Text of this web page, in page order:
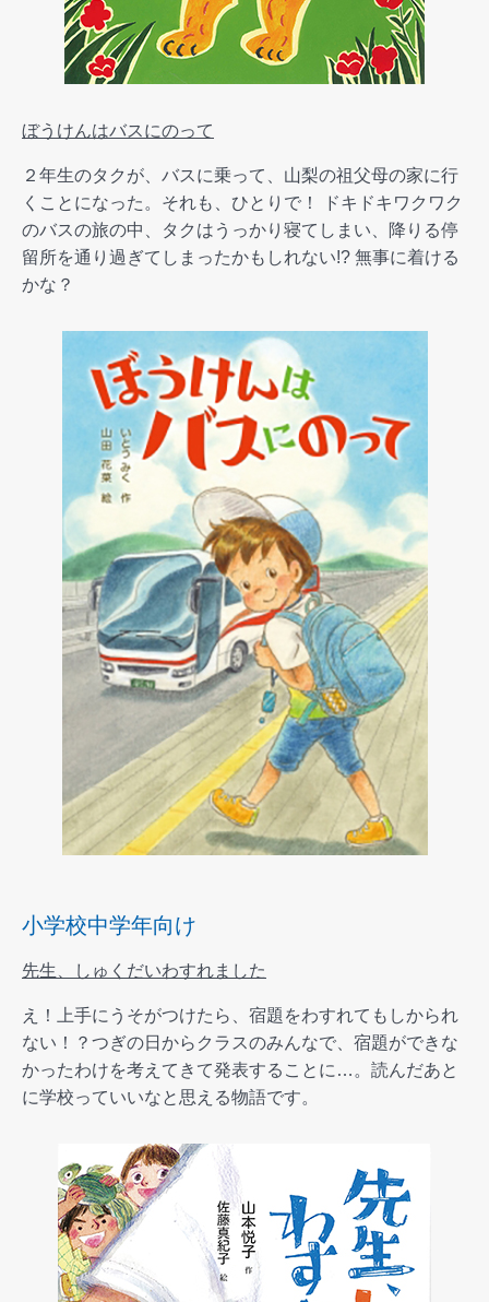
ぼうけんはバスにのって
２年生のタクが、バスに乗って、山梨の祖父母の家に行
くことになった。それも、ひとりで！ ドキドキワクワク
のバスの旅の中、タクはうっかり寝てしまい、降りる停
留所を通り過ぎてしまったかもしれない!? 無事に着ける
かな？
小学校中学年向け
先生、しゅくだいわすれました
え！上手にうそがつけたら、宿題をわすれてもしかられ
ない！？つぎの日からクラスのみんなで、宿題ができな
かったわけを考えてきて発表することに…。読んだあと
に学校っていいなと思える物語です。